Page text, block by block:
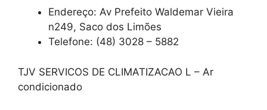
Endereço: Av Prefeito Waldemar Vieira
n249, Saco dos Limões
Telefone: (48) 3028 – 5882
TJV SERVICOS DE CLIMATIZACAO L – Ar
condicionado